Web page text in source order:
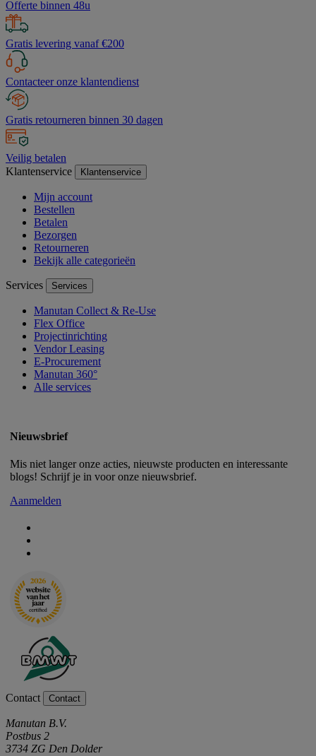
Offerte binnen 48u
Gratis levering vanaf €200
Contacteer onze klantendienst
Gratis retourneren binnen 30 dagen
Veilig betalen
Klantenservice
Klantenservice
Mijn account
Bestellen
Betalen
Bezorgen
Retourneren
Bekijk alle categorieën
Services Services
Manutan Collect & Re-Use
Flex Office
Projectinrichting
Vendor Leasing
E-Procurement
Manutan 360°
Alle services
Nieuwsbrief
Mis niet langer onze acties, nieuwste producten en interessante
blogs! Schrijf je in voor onze nieuwsbrief.
Aanmelden
Contact Contact
Manutan B.V.
Postbus 2
3734 ZG Den Dolder